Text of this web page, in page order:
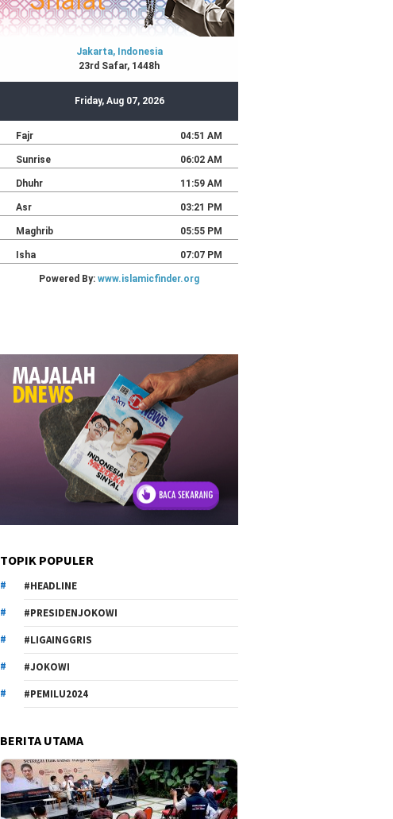
TOPIK POPULER
#HEADLINE
#PRESIDENJOKOWI
#LIGAINGGRIS
#JOKOWI
#PEMILU2024
BERITA UTAMA